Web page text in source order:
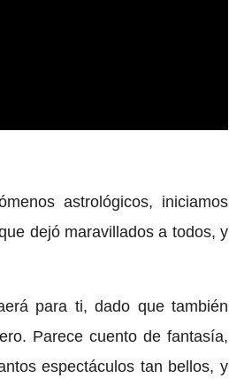
astrológicos, iniciamos
dejó maravillados a todos, y
para ti, dado que también
Parece cuento de fantasía,
espectáculos tan bellos, y